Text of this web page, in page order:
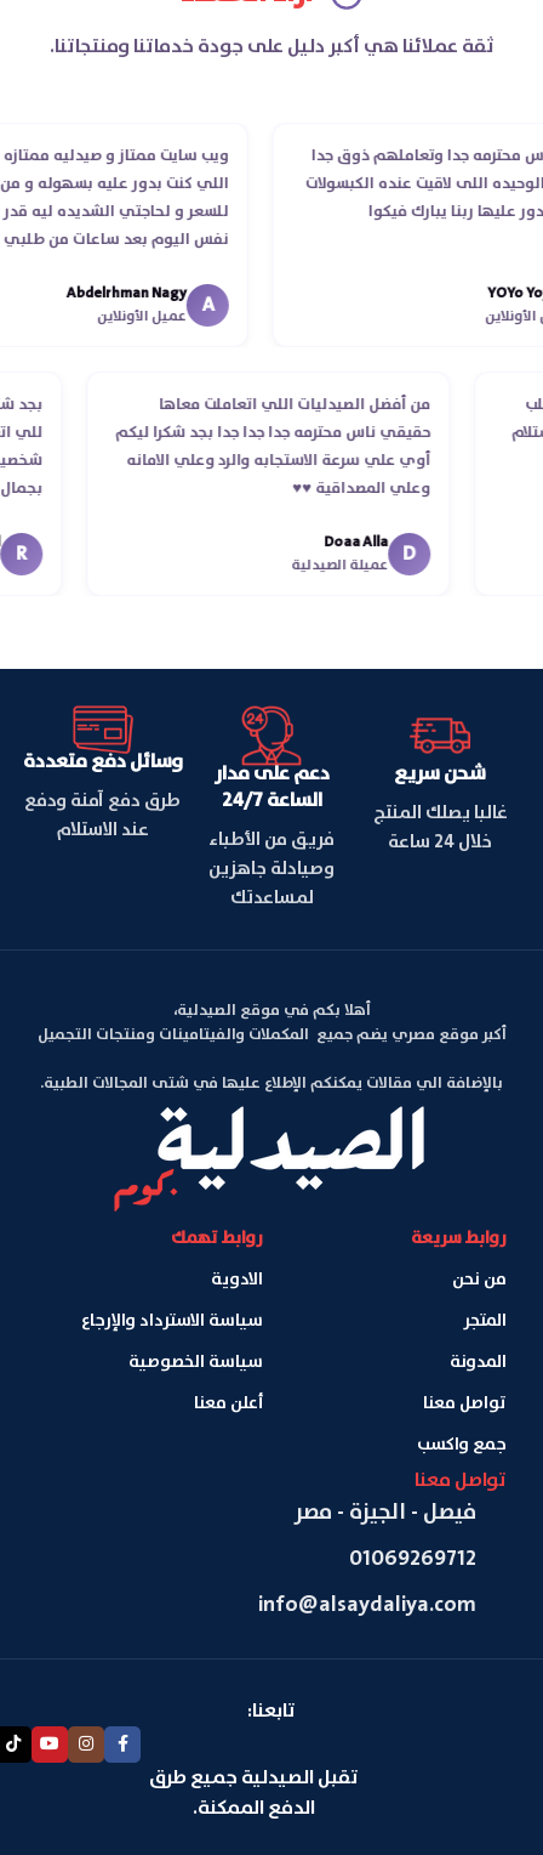
ثقة عملائنا هي أكبر دليل على جودة خدماتنا ومنتجاتنا.
جدا وتعاملهم ذوق جدا
اللى لاقيت عنده الكبسولات
ربنا يبارك فيكوا
ويب سايت ممتاز و صيدليه ممتازه
اللي كنت بدور عليه بسهوله و من غير
للسعر و لحاجتي الشديده ليه قدر
نفس اليوم بعد ساعات من طلبي و
انتهاء موعد عمله ..فضل يتابع معايا
استلمت ..شكرا جزيلا ليكم
Abdelrhman Nagy
عميل الأونلاين
استلام
من أفضل الصيدليات اللي اتعاملت معاها
حقيقي ناس محترمه جدا جدا جدا بجد شكرا ليكم
أوي علي سرعة الاستجابه والرد وعلي الامانه
وعلي المصداقية ♥️♥️‏
D
Doaa Alla
عميلة الصيدلية
شحن سريع
غالبا يصلك المنتج
خلال 24 ساعة
دعم على مدار
الساعة 24/7
فريق من الأطباء
وصيادلة جاهزين
لمساعدتك
وسائل دفع متعددة
طرق دفع آمنة ودفع
عند الاستلام
أهلا بكم في موقع الصيدلية،
أكبر موقع مصري يضم جميع المكملات والفيتامينات ومنتجات التجميل
بالإضافة الي مقالات يمكنكم الإطلاع عليها في شتى المجالات الطبية.
روابط سريعة
من نحن
المتجر
المدونة
تواصل معنا
جمع واكسب
روابط تهمك
الادوية
سياسة الاسترداد والإرجاع
سياسة الخصوصية
أعلن معنا
تواصل معنا
فيصل - الجيزة - مصر
01069269712
info@alsaydaliya.com
تابعنا:
تقبل الصيدلية جميع طرق
الدفع الممكنة.